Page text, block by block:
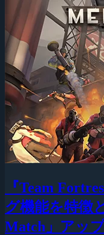
『Team
グ機能を特徴
Match」アッ